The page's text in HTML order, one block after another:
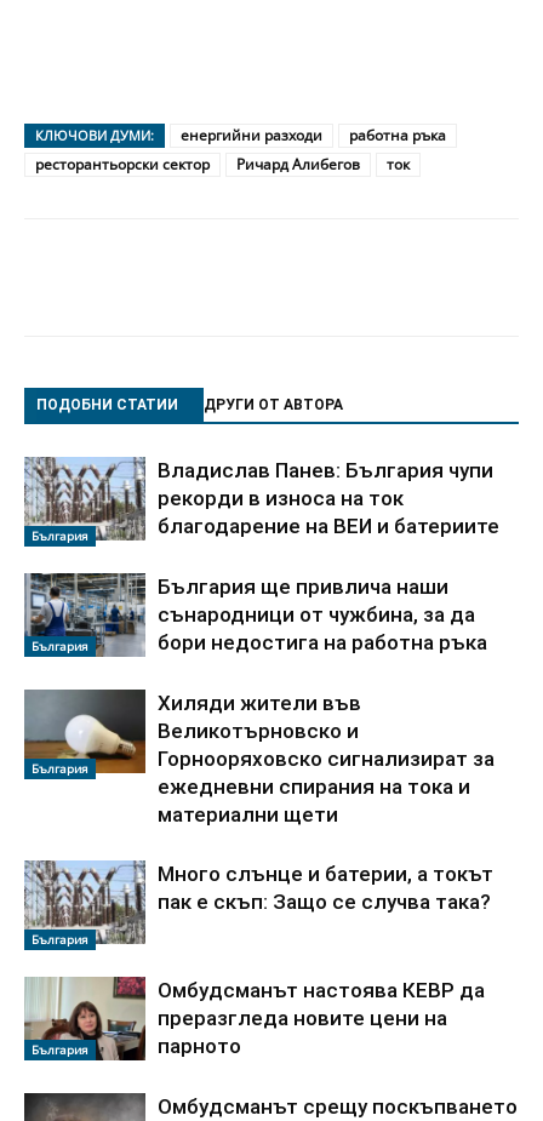
КЛЮЧОВИ ДУМИ: енергийни разходи
работна ръка
ресторантьорски сектор
Ричард Алибегов ток
ПОДОБНИ СТАТИИ ДРУГИ ОТ АВТОРА
България
Владислав Панев: България чупи
рекорди в износа на ток
благодарение на ВЕИ и батериите
България
България ще привлича наши
сънародници от чужбина, за да
бори недостига на работна ръка
България
Хиляди жители във
Великотърновско и
Горнооряховско сигнализират за
ежедневни спирания на тока и
материални щети
България
Много слънце и батерии, а токът
пак е скъп: Защо се случва така?
България
Омбудсманът настоява КЕВР да
преразгледа новите цени на
парното
Омбудсманът срещу поскъпването